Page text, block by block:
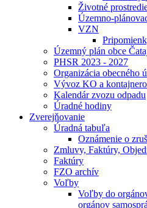
Životné
Územno-
VZN
Územný plán obce
PHSR 2023 - 2027
Organizácia obecného
Vývoz KO a
Kalendár zvozu odpadu
Úradné hodiny
Zverejňovanie
Úradná tabuľa
Oznámenie o
Zmluvy, Faktúry,
Faktúry
FZO archív
Voľby
Voľby do
orgánov